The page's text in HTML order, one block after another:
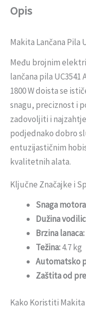
Opis
Makita Lančana Pila
Među brojnim
lančana pila
1800 W doista se
snagu, preciznost i
zadovoljiti i
podjednako dobro
entuzijastičnim
kvalitetnih alata.
Ključne Značajke i
Snaga
Dužina
Brzina lanaca:
Težina:4.7 kg
Automatsko
Zaštita od
Kako Koristiti Makita